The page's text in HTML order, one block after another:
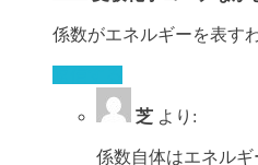
係数がエネルギーを表す
芝 より:
係数自体はエネル